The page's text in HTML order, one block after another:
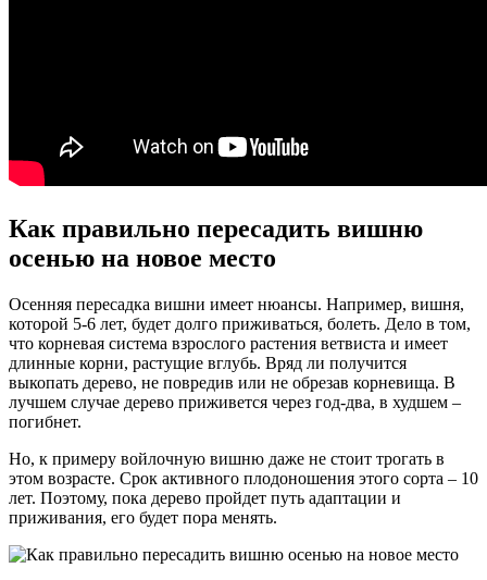
Как правильно пересадить вишню
осенью на новое место
Осенняя пересадка вишни имеет нюансы. Например, вишня,
которой 5-6 лет, будет долго приживаться, болеть. Дело в том,
что корневая система взрослого растения ветвиста и имеет
длинные корни, растущие вглубь. Вряд ли получится
выкопать дерево, не повредив или не обрезав корневища. В
лучшем случае дерево приживется через год-два, в худшем –
погибнет.
Но, к примеру войлочную вишню даже не стоит трогать в
этом возрасте. Срок активного плодоношения этого сорта – 10
лет. Поэтому, пока дерево пройдет путь адаптации и
приживания, его будет пора менять.